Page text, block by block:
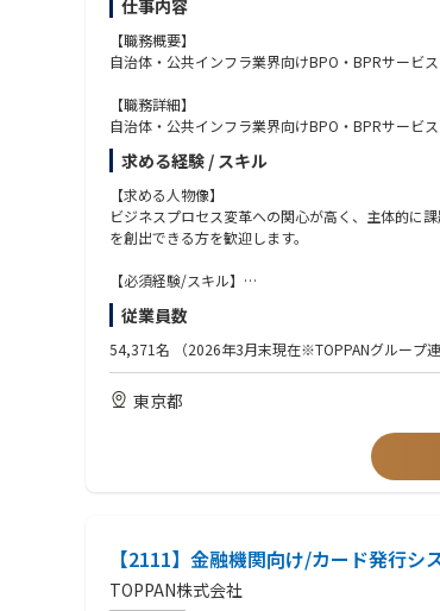
仕事内容
【職務概要】
自治体・公共インフラ業界向けBPO・BPRサービ
【職務詳細】
自治体・公共インフラ業界向けBPO・BPRサービ
自治体入札やプロポーザル対応業務
案件受注後のプロジェクトマネジメント・業務構築
計算センターや他部門との協業による重点プロジェ
【職務の魅力】
感できます。
【期待する役割】
自治体・公共インフラ業界向け事業の拡大をリー
います。
求める経験 / スキル
【求める人物像】
ビジネスプロセス変革への関心が高く、主体的に
を創出できる方を歓迎します。
【必須経験/スキル】
・自治体・官公庁・インフラ業界での法人営業・販
・Excel、Word、PowerPointなどのパソコンスキル
・IT基礎知識
【歓迎経験/スキル】
・自治体・官公庁・インフラ業界での勤務経験
・コンサルティング会社にて自治体・公共インフ
従業員数
54,371名 （2026年3月末現在※TOPPANグループ連
東京都
【2111】金融機関向け/カード発行
TOPPAN株式会社